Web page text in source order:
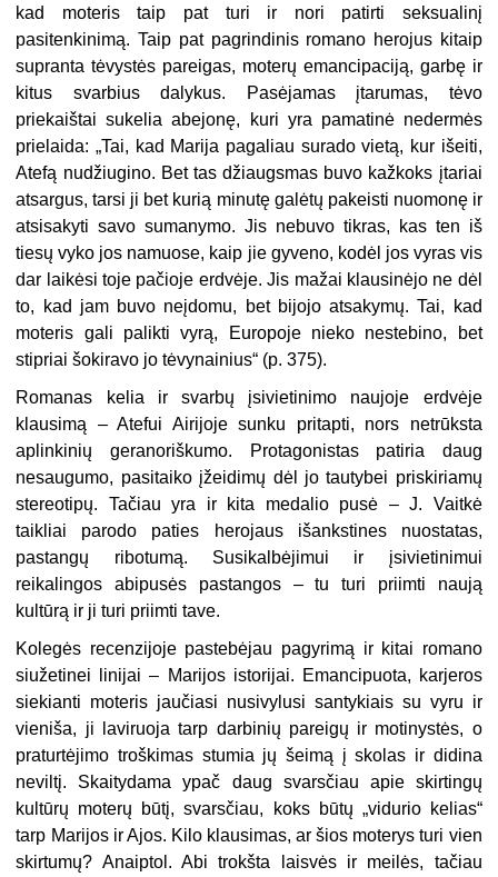
kad moteris taip pat turi ir nori patirti seksualinį
pasitenkinimą. Taip pat pagrindinis romano herojus kitaip
supranta tėvystės pareigas, moterų emancipaciją, garbę ir
kitus svarbius dalykus. Pasėjamas įtarumas, tėvo
priekaištai sukelia abejonę, kuri yra pamatinė nedermės
prielaida: „Tai, kad Marija pagaliau surado vietą, kur išeiti,
Atefą nudžiugino. Bet tas džiaugsmas buvo kažkoks įtariai
atsargus, tarsi ji bet kurią minutę galėtų pakeisti nuomonę ir
atsisakyti savo sumanymo. Jis nebuvo tikras, kas ten iš
tiesų vyko jos namuose, kaip jie gyveno, kodėl jos vyras vis
dar laikėsi toje pačioje erdvėje. Jis mažai klausinėjo ne dėl
to, kad jam buvo neįdomu, bet bijojo atsakymų. Tai, kad
moteris gali palikti vyrą, Europoje nieko nestebino, bet
stipriai šokiravo jo tėvynainius“ (p. 375).
Romanas kelia ir svarbų įsivietinimo naujoje erdvėje
klausimą – Atefui Airijoje sunku pritapti, nors netrūksta
aplinkinių geranoriškumo. Protagonistas patiria daug
nesaugumo, pasitaiko įžeidimų dėl jo tautybei priskiriamų
stereotipų. Tačiau yra ir kita medalio pusė – J. Vaitkė
taikliai parodo paties herojaus išankstines nuostatas,
pastangų ribotumą. Susikalbėjimui ir įsivietinimui
reikalingos abipusės pastangos – tu turi priimti naują
kultūrą ir ji turi priimti tave.
Kolegės recenzijoje pastebėjau pagyrimą ir kitai romano
siužetinei linijai – Marijos istorijai. Emancipuota, karjeros
siekianti moteris jaučiasi nusivylusi santykiais su vyru ir
vieniša, ji laviruoja tarp darbinių pareigų ir motinystės, o
praturtėjimo troškimas stumia jų šeimą į skolas ir didina
neviltį. Skaitydama ypač daug svarsčiau apie skirtingų
kultūrų moterų būtį, svarsčiau, koks būtų „vidurio kelias“
tarp Marijos ir Ajos. Kilo klausimas, ar šios moterys turi vien
skirtumų? Anaiptol. Abi trokšta laisvės ir meilės, tačiau